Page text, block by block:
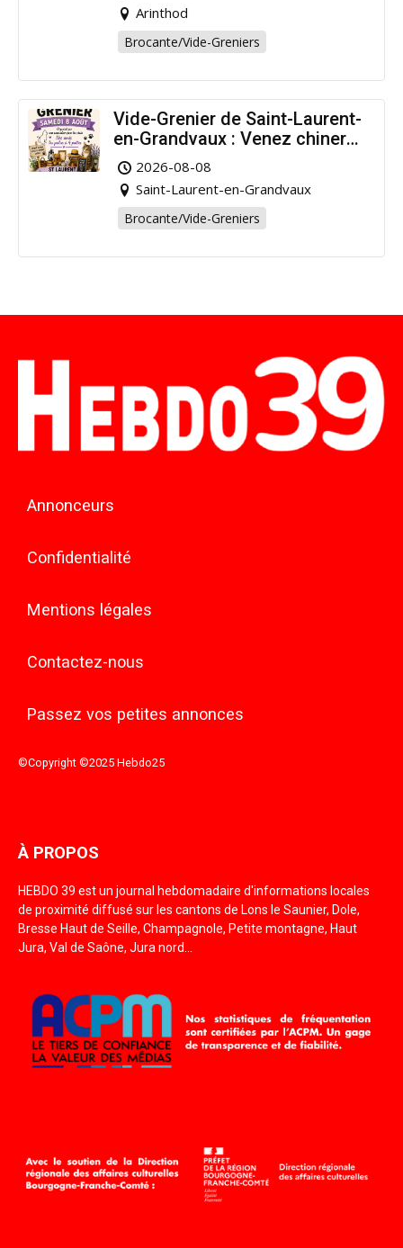
Arinthod
Brocante/Vide-Greniers
Vide-Grenier de Saint-Laurent-
en-Grandvaux : Venez chiner
pour la bonne cause !
2026-08-08
Saint-Laurent-en-Grandvaux
Brocante/Vide-Greniers